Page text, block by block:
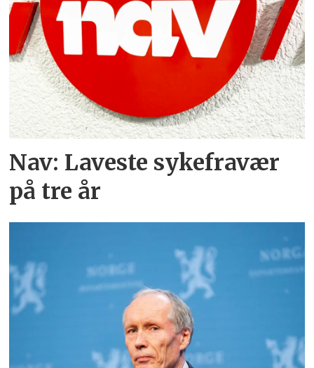
Nav: Laveste sykefravær
på tre år